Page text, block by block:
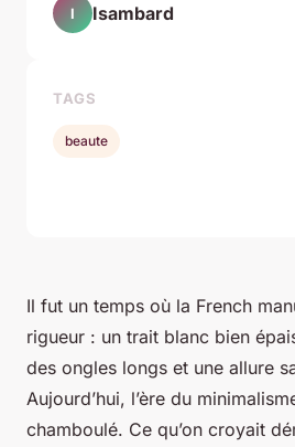
Il fut un temps où la French
rigueur : un trait blanc bien
des ongles longs et une allure
Aujourd’hui, l’ère du
chamboulé. Ce qu’on croyait
I Isambard
TAGS
beaute